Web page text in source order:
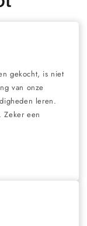
gekocht, is niet
van onze
leren.
Zeker een